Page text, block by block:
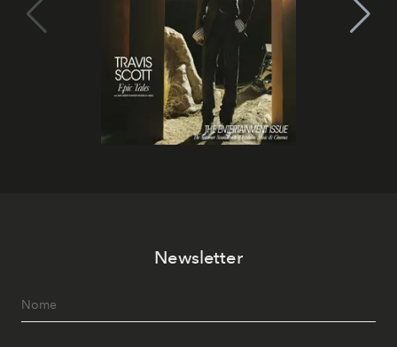
Newsletter